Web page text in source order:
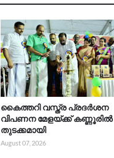
കൈത്തറി വസ്ത്ര പ്രദർശന
വിപണന മേളയ്ക്ക് കണ്ണൂരിൽ
തുടക്കമായി
August 07, 2026